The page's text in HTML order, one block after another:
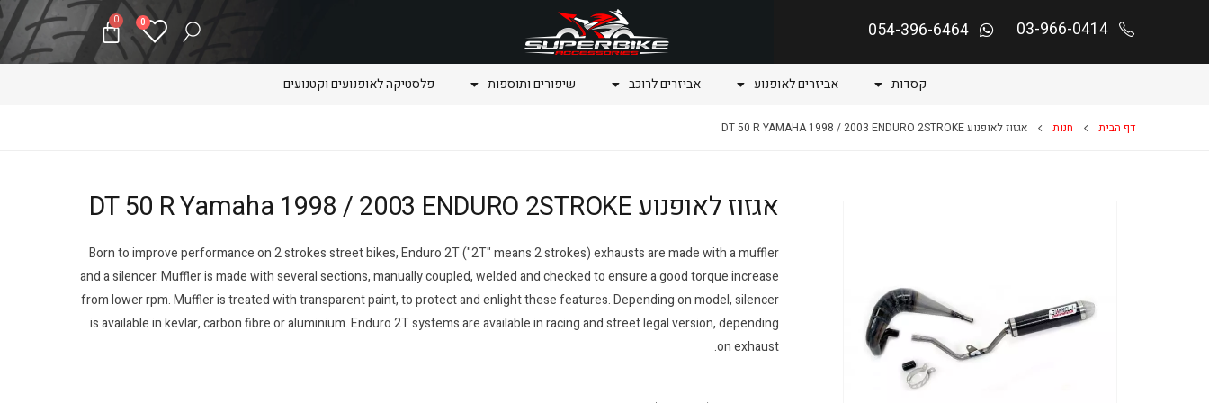
03-966-0414
054-396-6464
0
0
קסדות אביזרים לאופנוע אביזרים לרוכב שיפורים ותוספות פלסטיקה לאופנועים וקטנועים
דף הבית חנות אגזוז לאופנוע DT 50 R YAMAHA 1998 / 2003 ENDURO 2STROKE
אגזוז לאופנוע DT 50 R Yamaha 1998 / 2003 ENDURO 2STROKE
Born to improve performance on 2 strokes street bikes, Enduro 2T ("2T" means 2 strokes) exhausts are made with a muffler
and a silencer. Muffler is made with several sections, manually coupled, welded and checked to ensure a good torque increase
from lower rpm. Muffler is treated with transparent paint, to protect and enlight these features. Depending on model, silencer
is available in kevlar, carbon fibre or aluminium. Enduro 2T systems are available in racing and street legal version, depending
on exhaust.